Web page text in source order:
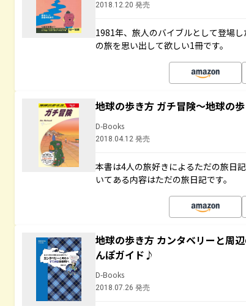
2018.12.20 発売
1981年、旅人のバイブルとして登場
の旅を思い出して欲しい1冊です。
地球の歩き方 ガチ冒険～地球の
D-Books
2018.04.12 発売
本書は4人の旅好きによるただの旅日
いてある内容はただの旅日記です。
地球の歩き方 カンタベリーと周
んぽガイド♪
D-Books
2018.07.26 発売